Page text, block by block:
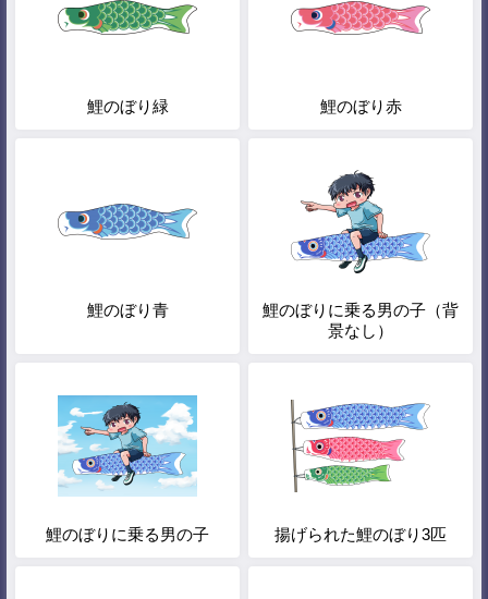
鯉のぼり緑 鯉のぼり赤
鯉のぼり青
鯉のぼりに乗る男の子（背
景なし）
鯉のぼりに乗る男の子 揚げられた鯉のぼり3匹